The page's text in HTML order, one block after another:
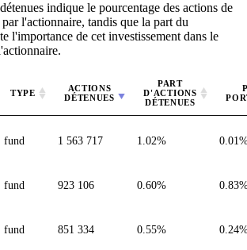
indique le pourcentage des actions de
l'actionnaire, tandis que la part du
l'importance de cet investissement dans le
TYPE
ACTIONS
DÉTENUES
PART
D'ACTIONS
DÉTENUES
fund 1 563 717 1.02%
fund 923 106 0.60%
fund 851 334 0.55%